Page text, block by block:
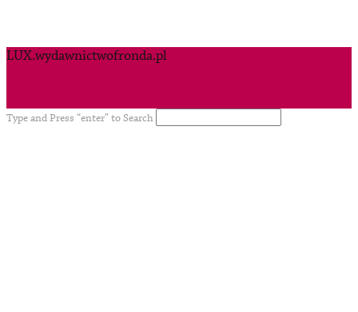
LUX.wydawnictwofronda.pl
Type and Press “enter” to Search